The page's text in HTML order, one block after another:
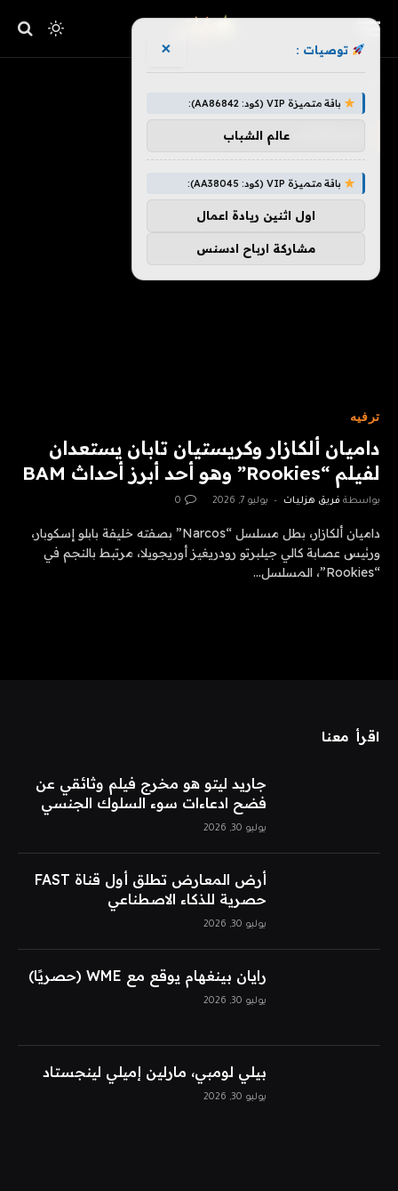
ترفيه
داميان ألكازار وكريستيان تابان يستعدان
لفيلم “Rookies” وهو أحد أبرز أحداث BAM
بواسطة فريق هزليات يوليو 7, 2026 0
داميان ألكازار، بطل مسلسل “Narcos” بصفته خليفة بابلو إسكوبار،
ورئيس عصابة كالي جيلبرتو رودريغيز أوريجويلا، مرتبط بالنجم في
“Rookies”، المسلسل…
اقرأ معنا
جاريد ليتو هو مخرج فيلم وثائقي عن
فضح ادعاءات سوء السلوك الجنسي
يوليو 30, 2026
أرض المعارض تطلق أول قناة FAST
حصرية للذكاء الاصطناعي
يوليو 30, 2026
رايان بينغهام يوقع مع WME (حصريًا)
يوليو 30, 2026
بيلي لومبي، مارلين إميلي لينجستاد
يوليو 30, 2026
توصيات : ×
باقة متميزة VIP (كود: AA86842):
عالم الشباب
باقة متميزة VIP (كود: AA38045):
اول اثنين ريادة اعمال
مشاركة ارباح ادسنس